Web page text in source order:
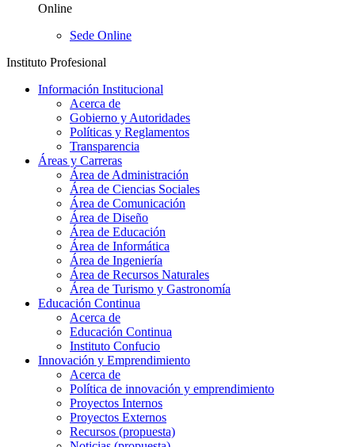
Online
Sede Online
Instituto Profesional
Información Institucional
Acerca de
Gobierno y Autoridades​
Políticas y Reglamentos​
Transparencia
Áreas y Carreras
Área de Administración
Área de Ciencias Sociales
Área de Comunicación
Área de Diseño
Área de Educación
Área de Informática
Área de Ingeniería
Área de Recursos Naturales
Área de Turismo y Gastronomía
Educación Continua
Acerca de
Educación Continua
Instituto Confucio
Innovación y Emprendimiento
Acerca de
Política de innovación y emprendimiento
Proyectos Internos
Proyectos Externos
Recursos (propuesta)